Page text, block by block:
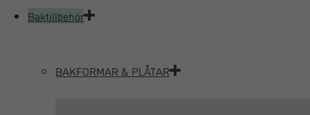
Baktillbehör
BAKFORMAR & PLÅTAR